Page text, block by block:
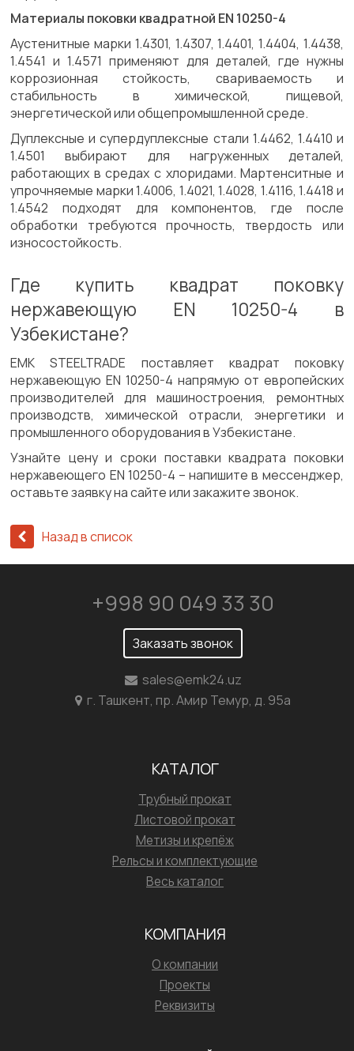
Материалы поковки квадратной ЕN 10250-4
Аустенитные марки 1.4301, 1.4307, 1.4401, 1.4404, 1.4438,
1.4541 и 1.4571 применяют для деталей, где нужны
коррозионная стойкость, свариваемость и
стабильность в химической, пищевой,
энергетической или общепромышленной среде.
Дуплексные и супердуплексные стали 1.4462, 1.4410 и
1.4501 выбирают для нагруженных деталей,
работающих в средах с хлоридами. Мартенситные и
упрочняемые марки 1.4006, 1.4021, 1.4028, 1.4116, 1.4418 и
1.4542 подходят для компонентов, где после
обработки требуются прочность, твердость или
износостойкость.
Где купить квадрат поковку
нержавеющую EN 10250-4 в
Узбекистане?
ЕМК STEELTRADE поставляет квадрат поковку
нержавеющую EN 10250-4 напрямую от европейских
производителей для машиностроения, ремонтных
производств, химической отрасли, энергетики и
промышленного оборудования в Узбекистане.
Узнайте цену и сроки поставки квадрата поковки
нержавеющего EN 10250-4 – напишите в мессенджер,
оставьте заявку на сайте или закажите звонок.
Назад в список
+998 90 049 33 30
Заказать звонок
sales@emk24.uz
г. Ташкент, пр. Амир Темур, д. 95а
КАТАЛОГ
Трубный прокат
Листовой прокат
Метизы и крепёж
Рельсы и комплектующие
Весь каталог
КОМПАНИЯ
О компании
Проекты
Реквизиты